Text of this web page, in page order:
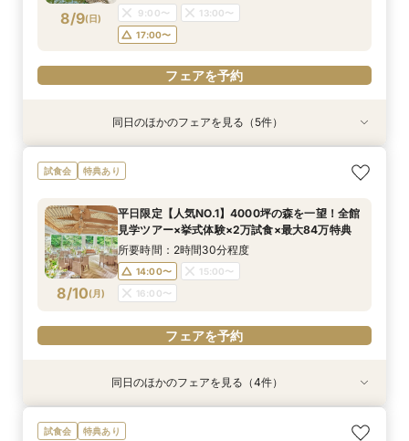
フェアを予約
フェアを予約
フェアを予約
フェアを予約
フェアを予約
8/9(日) 9:00〜
13:00〜
17:00〜
フェアを予約
特典あり
8/9(日)
＼2027年内★先行予約スタート／準備しっか
り！1件目来館◎五感で印象に残すチャペル見学×
試食＜最大84万円特典付＞
所要時間：2時間30分程度
17:00〜
フェアを予約
特典あり
8/9(日)
＼初見学におすすめ／おもてなし料理の贅沢試食
×都会の森を貸切る全館見学×個別相談会
9:00〜
13:00〜
17:00〜
フェアを予約
特典あり
8/9(日)
【料理重視必見】ゲスト想いの懐石フレンチ試食
×全館見学ツアー／専属プランナーと予算×準備
所要時間：3時間程度
17:00〜
フェアを予約
特典あり
8/9(日)
＜20～39名限定＞少人数・家族婚限定のお得プ
ランをご用意！専属プランナーによるじっくり相
所要時間：3時間程度
17:00〜
フェアを予約
特典あり
8/9(日)
【マイナビ限定☆最大84万円ご優待】＼チャペ
ル重視必見／話題の絶景チャペルで挙式体験
来館で豪華5品コース贅沢試食付★ドレス優待チ
ケット付フェア
所要時間：3時間程度
17:00〜
フェアを予約
同日のほかのフェアを見る（5件）
試食会 特典あり
8/10(月)
平日限定【人気NO.1】4000坪の森を一望！全館
見学ツアー×挙式体験×2万試食×最大84万特典
所要時間：2時間30分程度
14:00〜
15:00〜
16:00〜
フェアを予約
特典あり
＜20～39名限定＞少人数・家族婚限定のお得プ
＼スマホ＆自宅で参加OK／遠方や見学前の無料
特典あり
２組限定【料理重視必見】ゲスト想いの懐石フレ
特典あり
＼初見学におすすめ☆豪華試食／おもてなしに重
同日のほかのフェアを見る（4件）
試食会 特典あり